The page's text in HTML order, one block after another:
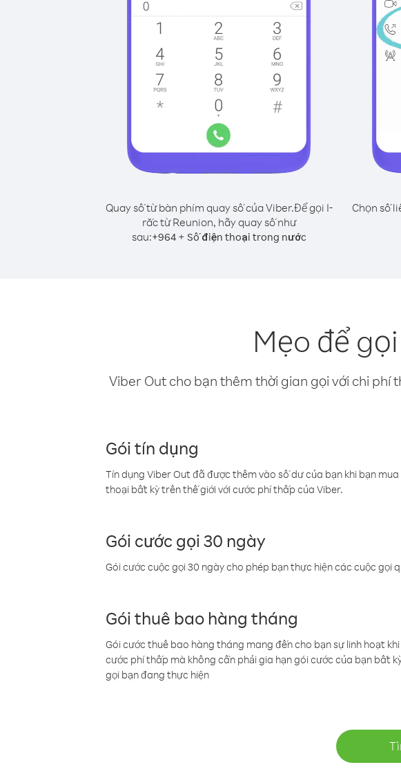
Quay số từ bàn phím quay số của Viber.Để gọi I-
rắc từ Reunion, hãy quay số như
sau:+964+ Số điện thoại trong nước
Chọn số
Mẹo để
Viber Out cho bạn thêm thời gian gọi với chi
Gói tín dụng
Tín dụng Viber Out đã được thêm vào số dư của bạn khi bạn
thoại bất kỳ trên thế giới với cước phí thấp của Viber.
Gói cước gọi 30 ngày
Gói cước cuộc gọi 30 ngày cho phép bạn thực hiện các cuộc
Gói thuê bao hàng tháng
Gói cước thuê bao hàng tháng mang đến cho bạn sự linh hoạt
cước phí thấp mà không cần phải gia hạn gói cước của bạn bất
gọi bạn đang thực hiện